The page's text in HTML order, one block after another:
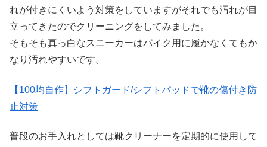
れが付きにくいよう対策をしていますがそれでも汚れが目
立ってきたのでクリーニングをしてみました。
そもそも真っ白なスニーカーはバイク用に履かなくてもか
なり汚れやすいです。
【100均自作】シフトガード/シフトパッドで靴の傷付き防
止対策
普段のお手入れとしては靴クリーナーを定期的に使用して